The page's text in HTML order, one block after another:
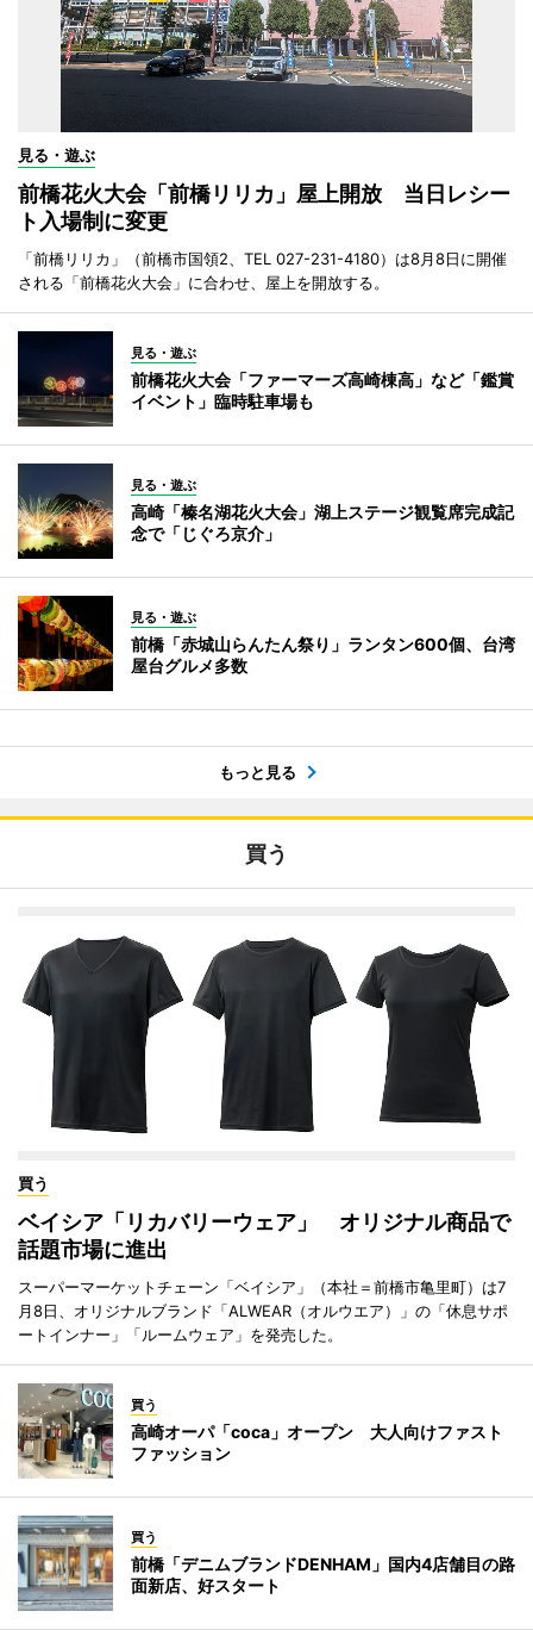
見る・遊ぶ
前橋花火大会「前橋リリカ」屋上開放 当日レシー
ト入場制に変更
「前橋リリカ」（前橋市国領2、TEL 027-231-4180）は8月8日に開催
される「前橋花火大会」に合わせ、屋上を開放する。
見る・遊ぶ
前橋花火大会「ファーマーズ高崎棟高」など「鑑賞
イベント」臨時駐車場も
見る・遊ぶ
高崎「榛名湖花火大会」湖上ステージ観覧席完成記
念で「じぐろ京介」
見る・遊ぶ
前橋「赤城山らんたん祭り」ランタン600個、台湾
屋台グルメ多数
もっと見る
買う
買う
ベイシア「リカバリーウェア」 オリジナル商品で
話題市場に進出
スーパーマーケットチェーン「ベイシア」（本社＝前橋市亀里町）は7
月8日、オリジナルブランド「ALWEAR（オルウエア）」の「休息サポ
ートインナー」「ルームウェア」を発売した。
買う
高崎オーパ「coca」オープン 大人向けファスト
ファッション
買う
前橋「デニムブランドDENHAM」国内4店舗目の路
面新店、好スタート